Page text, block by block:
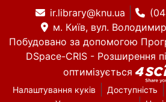
ir.library@knu.ua
м. Київ, вул.
Побудовано за допомогою
DSpace-CRIS - Розширення
оптимізується
Налаштування куків Доступність